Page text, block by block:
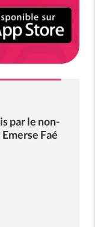
par le non-
Faé